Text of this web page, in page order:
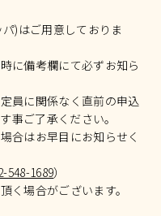
)はご用意しておりま
に備考欄にて必ずお知ら
員に関係なく直前の申込
事ご了承ください。
合はお早目にお知らせく
548-1689）
く場合がございます。